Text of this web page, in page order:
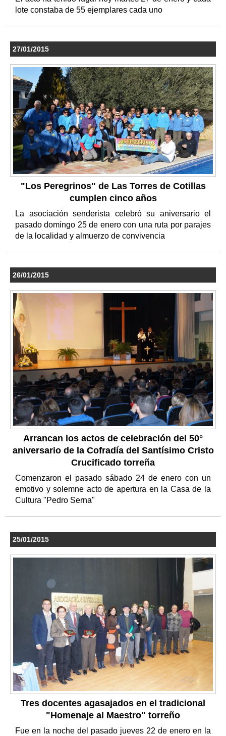
lote constaba de 55 ejemplares cada uno
27/01/2015
"Los Peregrinos" de Las Torres de Cotillas
cumplen cinco años
La asociación senderista celebró su aniversario el
pasado domingo 25 de enero con una ruta por parajes
de la localidad y almuerzo de convivencia
26/01/2015
Arrancan los actos de celebración del 50°
aniversario de la Cofradía del Santísimo Cristo
Crucificado torreña
Comenzaron el pasado sábado 24 de enero con un
emotivo y solemne acto de apertura en la Casa de la
Cultura "Pedro Serna"
25/01/2015
Tres docentes agasajados en el tradicional
"Homenaje al Maestro" torreño
Fue en la noche del pasado jueves 22 de enero en la